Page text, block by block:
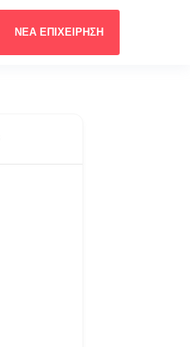
ΝΕΑ ΕΠΙΧΕΙΡΗΣΗ